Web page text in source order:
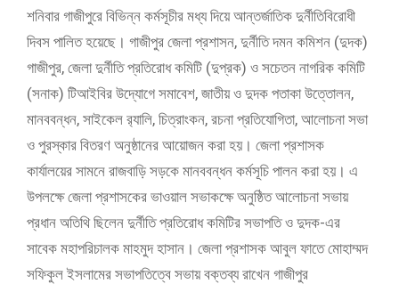
শনিবার গাজীপুরে বিভিন্ন কর্মসূচীর মধ্য দিয়ে আন্তর্জাতিক দুর্নীতিবিরোধী
দিবস পালিত হয়েছে। গাজীপুর জেলা প্রশাসন, দুর্নীতি দমন কমিশন (দুদক)
গাজীপুর, জেলা দুর্নীতি প্রতিরোধ কমিটি (দুপ্রক) ও সচেতন নাগরিক কমিটি
(সনাক) টিআইবির উদ্যোগে সমাবেশ, জাতীয় ও দুদক পতাকা উত্তোলন,
মানববন্ধন, সাইকেল র‌্যালি, চিত্রাংকন, রচনা প্রতিযোগিতা, আলোচনা সভা
ও পুরস্কার বিতরণ অনুষ্ঠানের আয়োজন করা হয়। জেলা প্রশাসক
কার্যালয়ের সামনে রাজবাড়ি সড়কে মানববন্ধন কর্মসূচি পালন করা হয়। এ
উপলক্ষে জেলা প্রশাসকের ভাওয়াল সভাকক্ষে অনুষ্ঠিত আলোচনা সভায়
প্রধান অতিথি ছিলেন দুর্নীতি প্রতিরোধ কমিটির সভাপতি ও দুদক-এর
সাবেক মহাপরিচালক মাহমুদ হাসান। জেলা প্রশাসক আবুল ফাতে মোহাম্মদ
সফিকুল ইসলামের সভাপতিত্বে সভায় বক্তব্য রাখেন গাজীপুর